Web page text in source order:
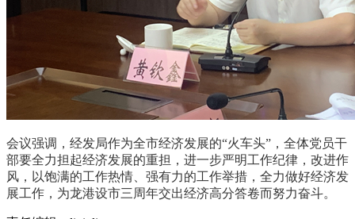
会议强调，经发局作为全市经济发展的“火车头”，全体党员干
部要全力担起经济发展的重担，进一步严明工作纪律，改进作
风，以饱满的工作热情、强有力的工作举措，全力做好经济发
展工作，为龙港设市三周年交出经济高分答卷而努力奋斗。